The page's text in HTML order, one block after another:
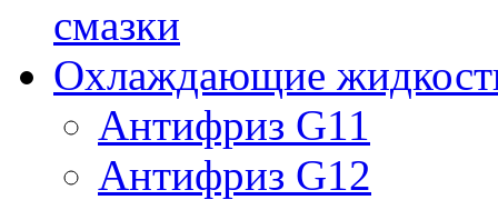
смазки
Охлаждающие
Антифриз G11
Антифриз G12